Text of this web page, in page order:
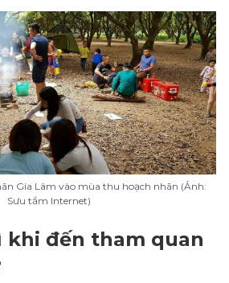
Gia Lâm vào mùa thu hoạch nhãn (Ảnh:
Sưu tầm Internet)
khi đến tham quan